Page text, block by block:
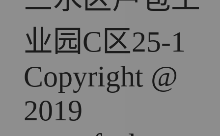
业园C区25-1
Copyright @
2019